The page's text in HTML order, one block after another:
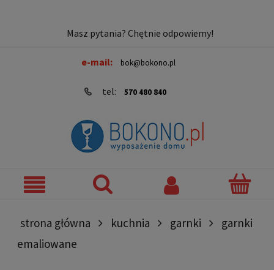
Masz pytania? Chętnie odpowiemy!
e-mail: bok@bokono.pl
tel: 570 480 840
strona główna kuchnia garnki
garnki
emaliowane